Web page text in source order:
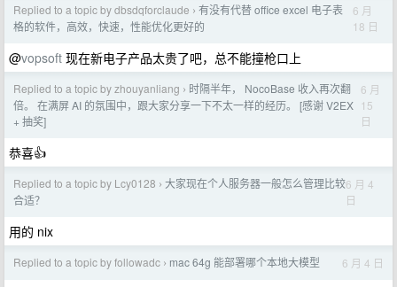
Replied to a topic by dbsdqforclaude › 有没有代替 office excel 电子表
格的软件，高效，快速，性能优化更好的
6 月
18 日
@vopsoft 现在新电子产品太贵了吧，总不能撞枪口上
Replied to a topic by zhouyanliang › 时隔半年， NocoBase 收入再次翻
倍。 在满屏 AI 的氛围中，跟大家分享一下不太一样的经历。 [感谢 V2EX
+ 抽奖]
6 月
15
日
恭喜👍
Replied to a topic by Lcy0128 › 大家现在个人服务器一般怎么管理比较
合适？
6 月 4
日
用的 nix
Replied to a topic by followadc › mac 64g 能部署哪个本地大模型 6 月 4 日